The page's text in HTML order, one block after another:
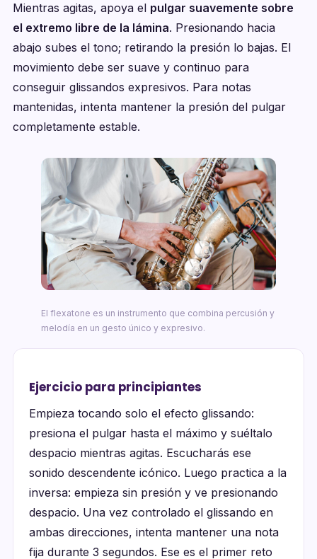
Mientras agitas, apoya el pulgar suavemente sobre
el extremo libre de la lámina. Presionando hacia
abajo subes el tono; retirando la presión lo bajas. El
movimiento debe ser suave y continuo para
conseguir glissandos expresivos. Para notas
mantenidas, intenta mantener la presión del pulgar
completamente estable.
El flexatone es un instrumento que combina percusión y
melodía en un gesto único y expresivo.
Ejercicio para principiantes
Empieza tocando solo el efecto glissando:
presiona el pulgar hasta el máximo y suéltalo
despacio mientras agitas. Escucharás ese
sonido descendente icónico. Luego practica a la
inversa: empieza sin presión y ve presionando
despacio. Una vez controlado el glissando en
ambas direcciones, intenta mantener una nota
fija durante 3 segundos. Ese es el primer reto